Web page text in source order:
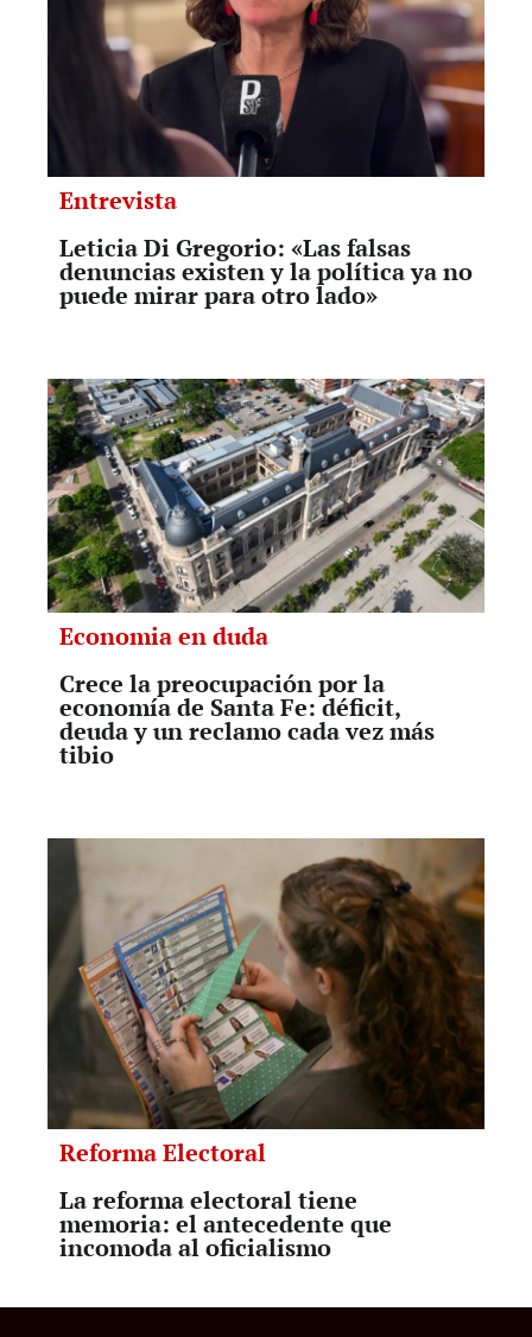
Entrevista
Leticia Di Gregorio: «Las falsas
denuncias existen y la política ya no
puede mirar para otro lado»
Economia en duda
Crece la preocupación por la
economía de Santa Fe: déficit,
deuda y un reclamo cada vez más
tibio
Reforma Electoral
La reforma electoral tiene
memoria: el antecedente que
incomoda al oficialismo